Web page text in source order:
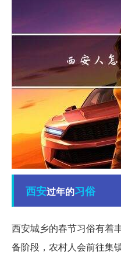
西安过年的习俗
西安城乡的春节习俗有着
备阶段，农村人会前往集